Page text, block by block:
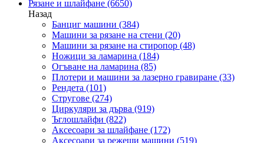
Рязане и шлайфане (6650)
Назад
Банциг машини (384)
Машини за рязане на стени (20)
Машини за рязане на стиропор (48)
Ножици за ламарина (184)
Огъване на ламарина (85)
Плотери и машини за лазерно гравиране (33)
Рендета (101)
Стругове (274)
Циркуляри за дърва (919)
Ъглошлайфи (822)
Аксесоари за шлайфане (172)
Аксесоари за режещи машини (519)